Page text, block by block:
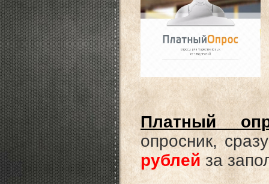
Платный
опросник,
рублейза